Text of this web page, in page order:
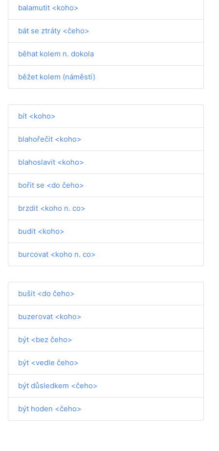
balamutit <koho>
bát se ztráty <čeho>
běhat kolem n. dokola
běžet kolem (náměstí)
bít <koho>
blahořečit <koho>
blahoslavit <koho>
bořit se <do čeho>
brzdit <koho n. co>
budit <koho>
burcovat <koho n. co>
bušit <do čeho>
buzerovat <koho>
být <bez čeho>
být <vedle čeho>
být důsledkem <čeho>
být hoden <čeho>